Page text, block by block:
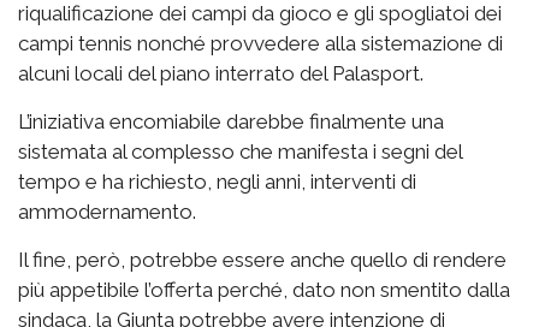
riqualificazione dei campi da gioco e gli spogliatoi dei
campi tennis nonché provvedere alla sistemazione di
alcuni locali del piano interrato del Palasport.
L’iniziativa encomiabile darebbe finalmente una
sistemata al complesso che manifesta i segni del
tempo e ha richiesto, negli anni, interventi di
ammodernamento.
Il fine, però, potrebbe essere anche quello di rendere
più appetibile l’offerta perché, dato non smentito dalla
sindaca, la Giunta potrebbe avere intenzione di